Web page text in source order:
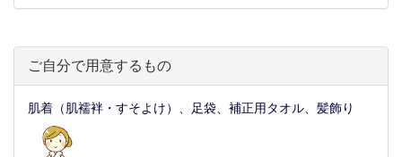
ご自分で用意するもの
肌着（肌襦袢・すそよけ）、足袋、補正用タオル、髪飾り